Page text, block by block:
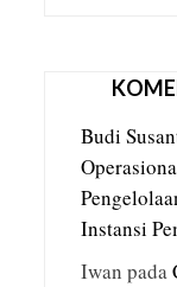
Budi
Instansi
Iwan pada